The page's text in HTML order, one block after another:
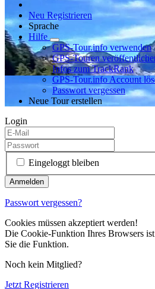
Neu Registrieren
Sprache
Hilfe
GPS-Tour.info verwenden
GPS-Touren
Infos zum TrackRank
GPS-Tour.info Account
Passwort vergessen
Neue Tour erstellen
Login
Eingeloggt bleiben
Passwort vergessen?
Cookies müssen akzeptiert werden!
Die Cookie-Funktion Ihres Browsers
Sie die Funktion.
Noch kein Mitglied?
Jetzt Registrieren